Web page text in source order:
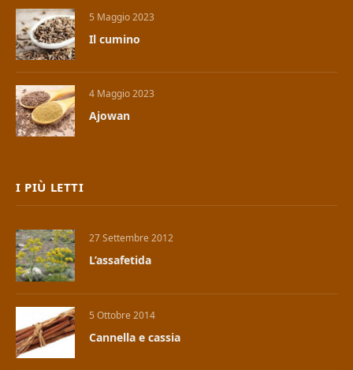
5 Maggio 2023
Il cumino
4 Maggio 2023
Ajowan
I PIÙ LETTI
27 Settembre 2012
L’assafetida
5 Ottobre 2014
Cannella e cassia